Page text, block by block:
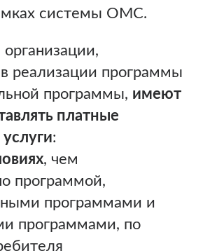
системы ОМС.
реализации программы
программы, имеют
платные
:
, чем
программой,
программами и
программами, по